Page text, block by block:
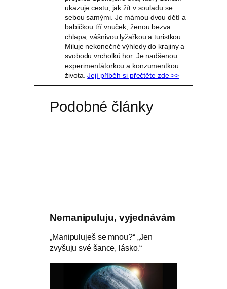
ukazuje cestu, jak žít v souladu se
sebou samými. Je mámou dvou dětí a
babičkou tří vnuček, ženou bezva
chlapa, vášnivou lyžařkou a turistkou.
Miluje nekonečné výhledy do krajiny a
svobodu vrcholků hor. Je nadšenou
experimentátorkou a konzumentkou
života.Její příběh si přečtěte zde >>
Podobné články
Nemanipuluju, vyjednávám
„Manipuluješ se mnou?“ „Jen
zvyšuju své šance, lásko.“